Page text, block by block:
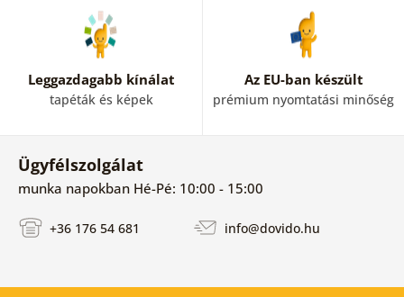
Leggazdagabb kínálat
tapéták és képek
Az EU-ban készült
prémium nyomtatási minőség
Ügyfélszolgálat
munka napokban Hé-Pé: 10:00 - 15:00
+36 176 54 681 info@dovido.hu